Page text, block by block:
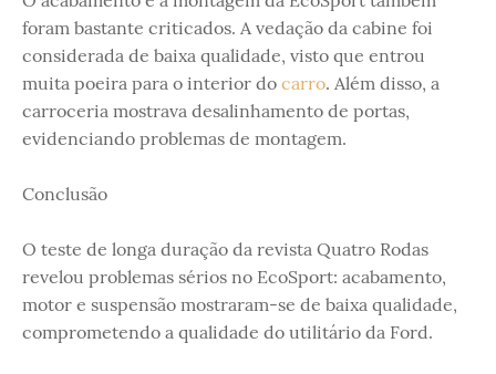
foram bastante criticados. A vedação da cabine foi
considerada de baixa qualidade, visto que entrou
muita poeira para o interior do carro. Além disso, a
carroceria mostrava desalinhamento de portas,
evidenciando problemas de montagem.
Conclusão
O teste de longa duração da revista Quatro Rodas
revelou problemas sérios no EcoSport: acabamento,
motor e suspensão mostraram-se de baixa qualidade,
comprometendo a qualidade do utilitário da Ford.